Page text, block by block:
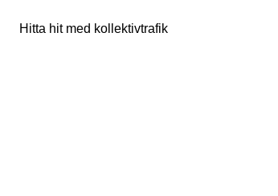
Hitta hit med kollektivtrafik